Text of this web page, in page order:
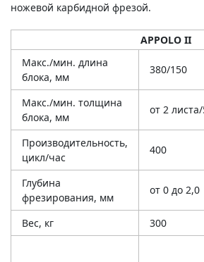
ножевой карбидной фрезой.
APPOLO II
Макс./мин. длина
блока, мм
380/150
Макс./мин. толщина
блока, мм
от 2
Производительность,
цикл/час
400
Глубина
фрезирования, мм
от 0 до 2,0
Вес, кг 300